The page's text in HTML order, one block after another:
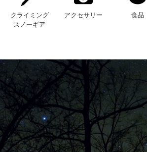
クライミング
スノーギア
アクセサリー 食品